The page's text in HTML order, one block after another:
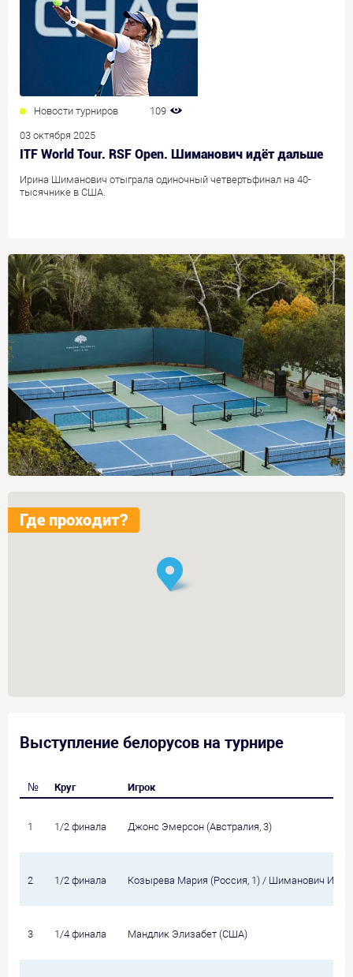
Новости турниров 109
03 октября 2025
ITF World Tour. RSF Open. Шиманович идёт дальше
Ирина Шиманович отыграла одиночный четвертьфинал на 40-
тысячнике в США.
Где проходит?
Выступление белорусов на турнире
№ Круг Игрок
1 1/2 финала Джонс Эмерсон (Австралия, 3)
2 1/2 финала Козырева Мария (Россия, 1) / Шиманович
3 1/4 финала Мандлик Элизабет (США)